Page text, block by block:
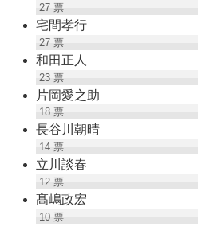
27票
宅間孝行
27票
和田正人
23票
片岡愛之助
18票
長谷川朝晴
14票
立川談春
12票
髙嶋政宏
10票